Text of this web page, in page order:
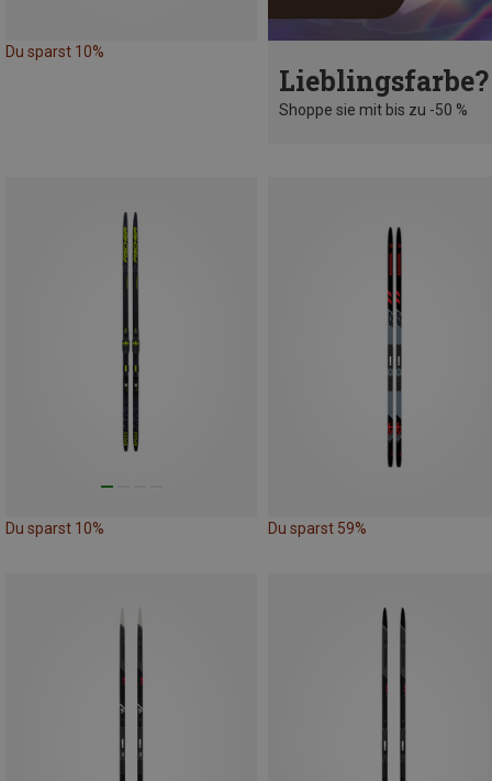
Du sparst 10%
Lieblingsfarbe?
Shoppe sie mit bis zu -50 %
Du sparst 10% Du sparst 59%